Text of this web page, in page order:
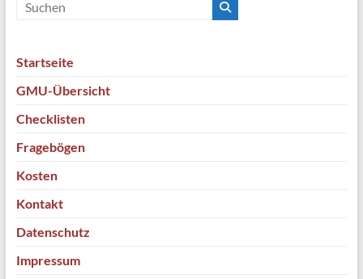
Startseite
GMU-Übersicht
Checklisten
Fragebögen
Kosten
Kontakt
Datenschutz
Impressum